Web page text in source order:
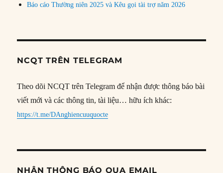
Báo cáo Thường niên 2025 và Kêu gọi tài trợ năm 2026
NCQT TRÊN TELEGRAM
Theo dõi NCQT trên Telegram để nhận được thông báo bài
viết mới và các thông tin, tài liệu… hữu ích khác:
https://t.me/DAnghiencuuquocte
NHẬN THÔNG BÁO QUA EMAIL